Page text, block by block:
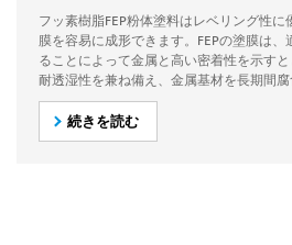
フッ素樹脂FEP粉体塗料はレベリング性
膜を容易に成形できます。FEPの塗膜は
ることによって金属と高い密着性を示す
耐透湿性を兼ね備え、金属基材を長期間腐
続きを読む